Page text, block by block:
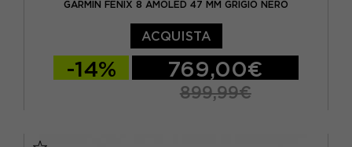
GARMIN FENIX 8 AMOLED 47 MM GRIGIO NERO
ACQUISTA
-14% 769,00€
899,99€